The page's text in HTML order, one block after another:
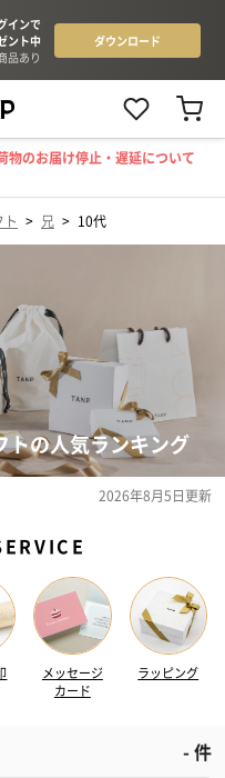
物のお届け停止・遅延について
> 兄 > 10代
の人気ランキング
2026年8月5日更新
メッセージ
カード
ラッピング
-件